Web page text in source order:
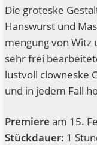
Die gro­tes­ke
Hans­wurst und
men­gung von Witz
sehr frei
lust­voll clow­nes­ke
und in jedem Fall
Pre­mie­re am 15.
Stück­dau­er: 1